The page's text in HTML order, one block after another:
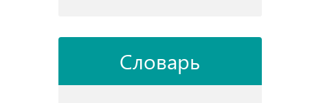
Словарь